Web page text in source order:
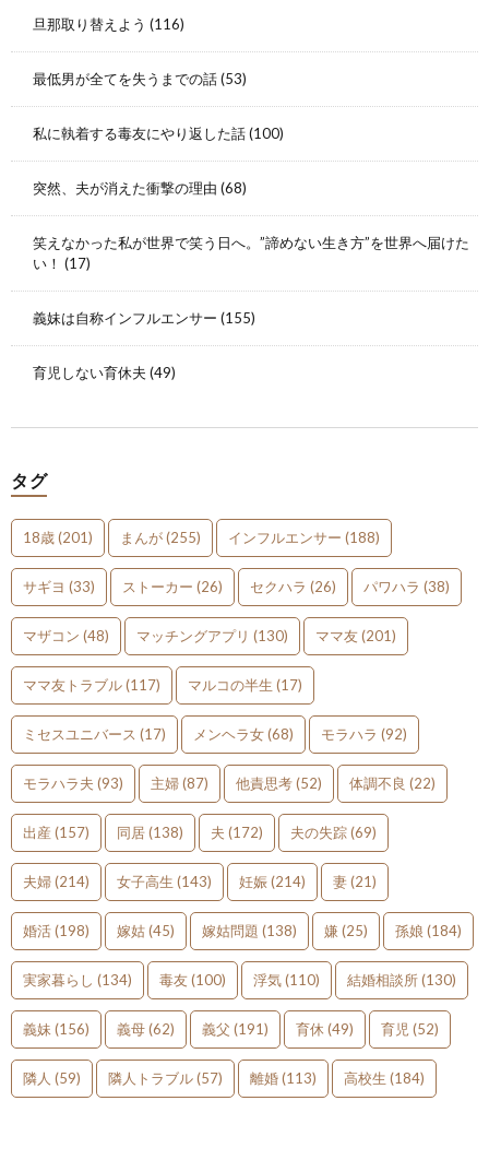
旦那取り替えよう (116)
最低男が全てを失うまでの話(53)
私に執着する毒友にやり返した話(100)
突然、夫が消えた衝撃の理由 (68)
笑えなかった私が世界で笑う日へ。”諦めない生き方”を世界へ届けた
い！ (17)
義妹は自称インフルエンサー (155)
育児しない育休夫 (49)
タグ
18歳(201) まんが(255) インフルエンサー (188)
サギヨ (33) ストーカー (26) セクハラ (26) パワハラ (38)
マザコン (48) マッチングアプリ (130) ママ友(201)
ママ友トラブル(117) マルコの半生 (17)
ミセスユニバース (17) メンヘラ女(68) モラハラ (92)
モラハラ夫 (93) 主婦(87) 他責思考(52) 体調不良 (22)
出産 (157) 同居(138) 夫 (172) 夫の失踪(69)
夫婦(214) 女子高生 (143) 妊娠(214) 妻(21)
婚活(198) 嫁姑(45) 嫁姑問題 (138) 嫌 (25) 孫娘 (184)
実家暮らし (134) 毒友(100) 浮気(110) 結婚相談所(130)
義妹 (156) 義母(62) 義父 (191) 育休 (49) 育児 (52)
隣人 (59) 隣人トラブル(57) 離婚(113) 高校生 (184)